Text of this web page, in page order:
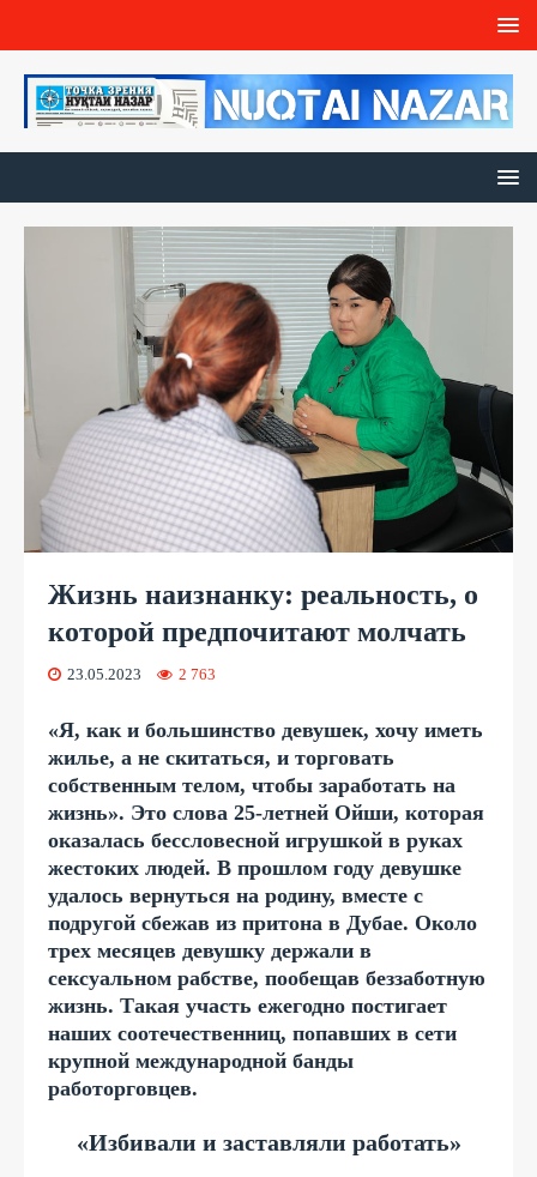
Жизнь наизнанку: реальность, о
которой предпочитают молчать
23.05.2023 2 763
«Я, как и большинство девушек, хочу иметь
жилье, а не скитаться, и торговать
собственным телом, чтобы заработать на
жизнь». Это слова 25-летней Ойши, которая
оказалась бессловесной игрушкой в руках
жестоких людей. В прошлом году девушке
удалось вернуться на родину, вместе с
подругой сбежав из притона в Дубае. Около
трех месяцев девушку держали в
сексуальном рабстве, пообещав беззаботную
жизнь. Такая участь ежегодно постигает
наших соотечественниц, попавших в сети
крупной международной банды
работорговцев.
«Избивали и заставляли работать»